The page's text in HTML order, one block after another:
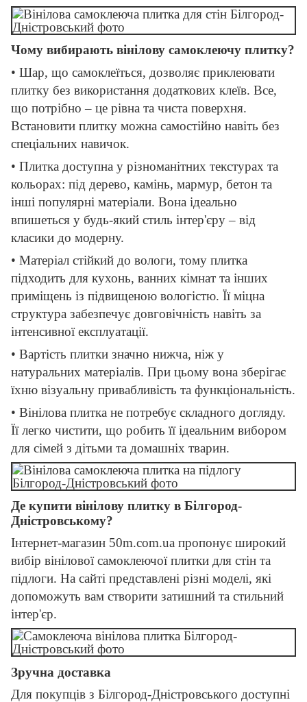
Чому вибирають вінілову самоклеючу плитку?
• Шар, що самоклеїться, дозволяє приклеювати
плитку без використання додаткових клеїв. Все,
що потрібно – це рівна та чиста поверхня.
Встановити плитку можна самостійно навіть без
спеціальних навичок.
• Плитка доступна у різноманітних текстурах та
кольорах: під дерево, камінь, мармур, бетон та
інші популярні матеріали. Вона ідеально
впишеться у будь-який стиль інтер'єру – від
класики до модерну.
• Матеріал стійкий до вологи, тому плитка
підходить для кухонь, ванних кімнат та інших
приміщень із підвищеною вологістю. Її міцна
структура забезпечує довговічність навіть за
інтенсивної експлуатації.
• Вартість плитки значно нижча, ніж у
натуральних матеріалів. При цьому вона зберігає
їхню візуальну привабливість та функціональність.
• Вінілова плитка не потребує складного догляду.
Її легко чистити, що робить її ідеальним вибором
для сімей з дітьми та домашніх тварин.
Де купити вінілову плитку в Білгород-
Дністровському?
Інтернет-магазин 50m.com.ua пропонує широкий
вибір вінілової самоклеючої плитки для стін та
підлоги. На сайті представлені різні моделі, які
допоможуть вам створити затишний та стильний
інтер'єр.
Зручна доставка
Для покупців з Білгород-Дністровського доступні